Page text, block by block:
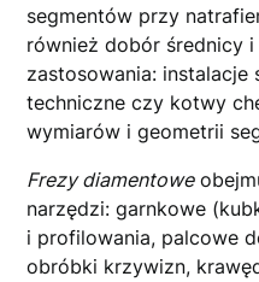
segmentów przy
również dobór średnicy
zastosowania: instalacje
techniczne czy kotwy
wymiarów i geometrii
Frezy diamentowe
narzędzi: garnkowe
i profilowania, palcowe
obróbki krzywizn,